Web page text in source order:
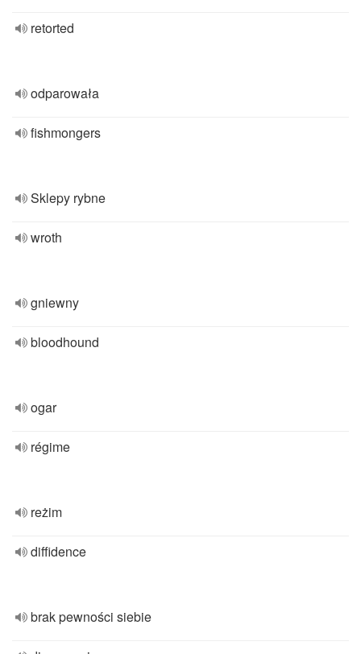
retorted
odparowała
fishmongers
Sklepy rybne
wroth
gniewny
bloodhound
ogar
régime
reżim
diffidence
brak pewności siebie